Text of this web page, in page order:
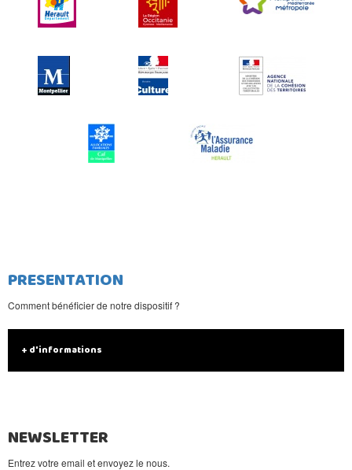
PRESENTATION
Comment bénéficier de notre dispositif ?
+ d'informations
NEWSLETTER
Entrez votre email et envoyez le nous.